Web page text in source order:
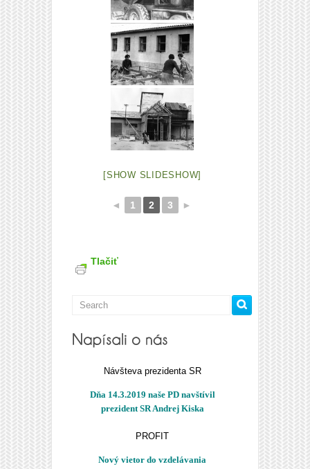
[SHOW SLIDESHOW]
◄ 1 2 3 ►
Tlačiť
Návšteva prezidenta SR
Dňa 14.3.2019 naše PD navštívil
prezident SR Andrej Kiska
PROFIT
Nový vietor do vzdelávania